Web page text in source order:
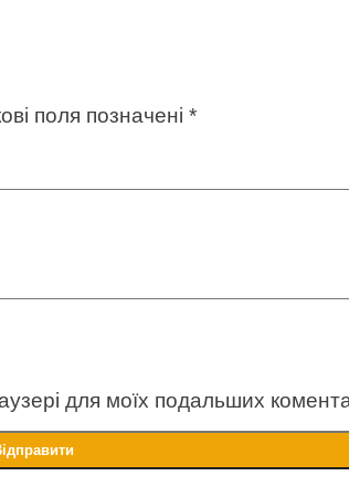
поля позначені *
для моїх подальших